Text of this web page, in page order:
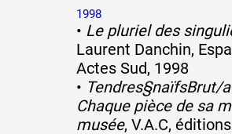
1998
• Le pluriel des
Laurent Danchin,
Actes Sud, 1998
• Tendres§naïfsBrut/
Chaque pièce de sa
musée, V.A.C,